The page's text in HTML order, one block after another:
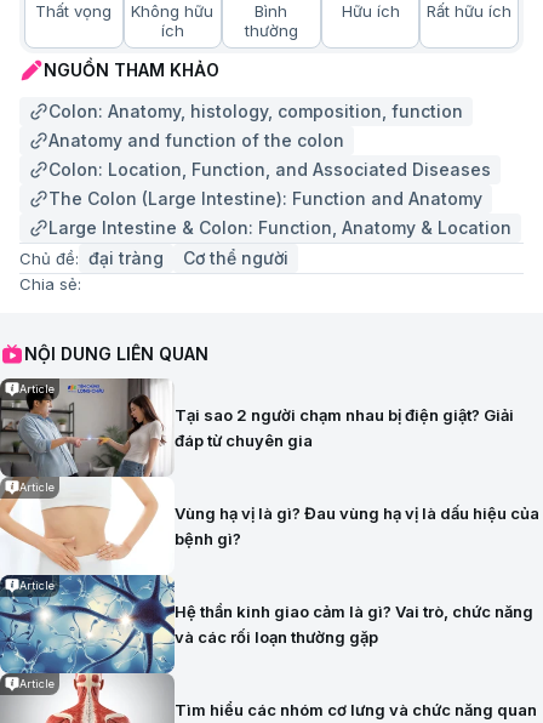
Thất vọng
Không hữu
ích
Bình
thường
Hữu ích Rất hữu ích
NGUỒN THAM KHẢO
Colon: Anatomy, histology, composition, function
Anatomy and function of the colon
Colon: Location, Function, and Associated Diseases
The Colon (Large Intestine): Function and Anatomy
Large Intestine & Colon: Function, Anatomy & Location
Chủ đề: đại tràng Cơ thể người
Chia sẻ:
NỘI DUNG LIÊN QUAN
Article
Tại sao 2 người chạm nhau bị điện giật? Giải
đáp từ chuyên gia
Article
Vùng hạ vị là gì? Đau vùng hạ vị là dấu hiệu của
bệnh gì?
Article
Hệ thần kinh giao cảm là gì? Vai trò, chức năng
và các rối loạn thường gặp
Article
Tìm hiểu các nhóm cơ lưng và chức năng quan